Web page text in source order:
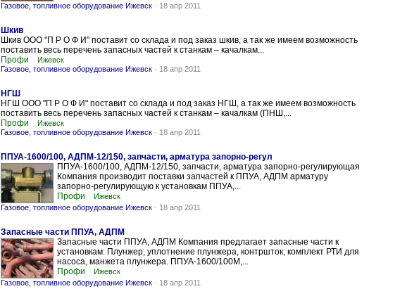
Газовое, топливное оборудование Ижевск - 18 апр 2011
Шкив
Шкив ООО "П Р О Ф И" поставит со склада и под заказ шкив, а так же имеем возможность
поставить весь перечень запасных частей к станкам – качалкам...
Профи
Ижевск
Газовое, топливное оборудование Ижевск - 18 апр 2011
НГШ
НГШ ООО "П Р О Ф И" поставит со склада и под заказ НГШ, а так же имеем возможность
поставить весь перечень запасных частей к станкам – качалкам (ПНШ,...
Профи
Ижевск
Газовое, топливное оборудование Ижевск - 18 апр 2011
ППУА-1600/100, АДПМ-12/150, запчасти, арматура запорно-регул
ППУА-1600/100, АДПМ-12/150, запчасти, арматура запорно-регулирующая
Компания производит поставки запчастей к ППУА, АДПМ арматуру
запорно-регулирующую к установкам ППУА,...
Профи
Ижевск
Газовое, топливное оборудование Ижевск - 18 апр 2011
Запасные части ППУА, АДПМ
Запасные части ППУА, АДПМ Компания предлагает запасные части к
установкам: Плунжер, уплотнение плунжера, контршток, комплект РТИ для
насоса, манжета плунжера. ППУА-1600/100М,...
Профи
Ижевск
Газовое, топливное оборудование Ижевск - 18 апр 2011